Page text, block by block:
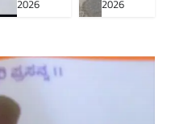
2026 2026